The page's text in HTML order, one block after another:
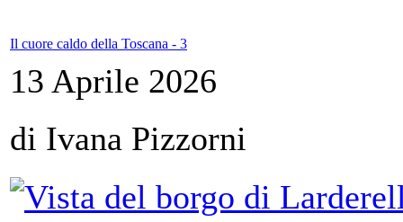
Il cuore caldo della Toscana - 3
13 Aprile 2026
di Ivana Pizzorni